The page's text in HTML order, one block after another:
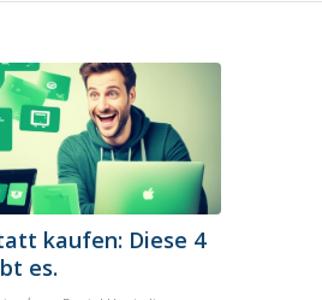
kaufen: Diese 4
es.